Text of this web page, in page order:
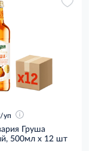
/уп
Груша
500мл x 12 шт